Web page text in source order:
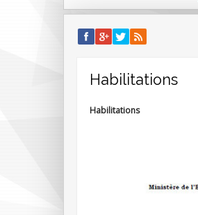
Habilitations
Habilitations